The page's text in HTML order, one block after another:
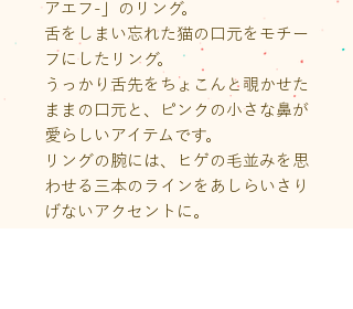
アエフ-」のリング。
舌をしまい忘れた猫の口元をモチー
フにしたリング。
うっかり舌先をちょこんと覗かせた
ままの口元と、ピンクの小さな鼻が
愛らしいアイテムです。
リングの腕には、ヒゲの毛並みを思
わせる三本のラインをあしらいさり
げないアクセントに。